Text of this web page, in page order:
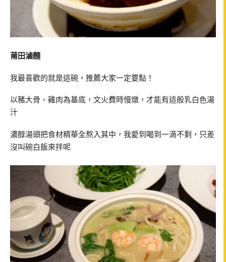
莆田滷麵
我最喜歡的就是這碗，推薦大家一定要點！
以豬大骨、雞肉為基底，文火費時慢燉，才能有這般乳白色湯
汁
濃醇湯頭把食材精華全熬入其中，我愛到喝到一滴不剩，只差
沒叫碗白飯來拌呢